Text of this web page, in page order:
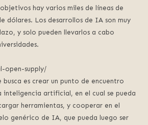
hay varios miles de líneas de
dólares. Los desarrollos de IA son muy
y solo pueden llevarlos a cabo
open-supply/
busca es crear un punto de encuentro
inteligencia artificial, en el cual se pueda
herramientas, y cooperar en el
genérico de IA, que pueda luego ser